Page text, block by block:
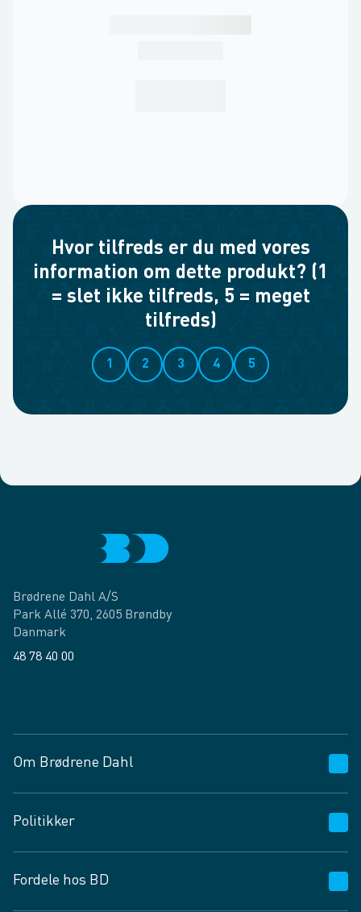
Hvor tilfreds er du med vores
information om dette produkt? (1
= slet ikke tilfreds, 5 = meget
tilfreds)
1 2 3 4 5
Brødrene Dahl A/S
Park Allé 370, 2605 Brøndby
Danmark
48 78 40 00
Om Brødrene Dahl
Vagttelefon 30 10 89 89
Spørgsmål og svar
Job og karriere
Politikker
Privatlivspolitik
Fordele hos BD